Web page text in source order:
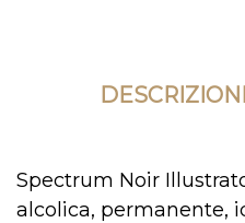
Spectrum Noir
alcolica, permanente,